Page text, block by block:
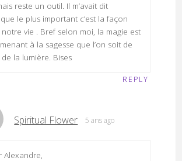
reste un outil. Il m’avait dit
le plus important c’est la façon
vie . Bref selon moi, la magie est
à la sagesse que l’on soit de
de la lumière. Bises
REPLY
Spiritual Flower 5 ans ago
Alexandre,